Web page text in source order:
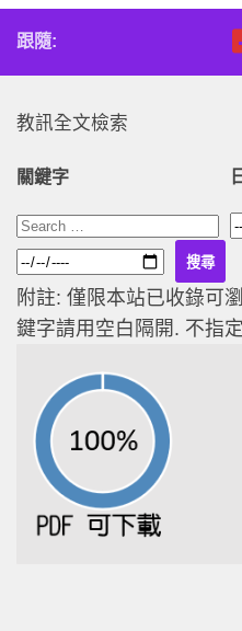
跟隨:
教訊全文檢索
關鍵字
附註: 僅限本站已收錄可
鍵字請用空白隔開. 不指